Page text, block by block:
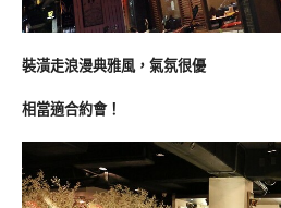
裝潢走浪漫典雅風，氣氛很優
相當適合約會！